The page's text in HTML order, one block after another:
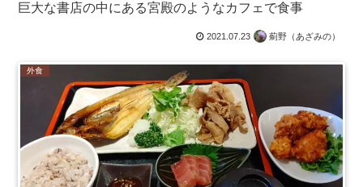
巨大な書店の中にある宮殿のようなカフェで食事
2021.07.23 薊野（あざみの）
外食